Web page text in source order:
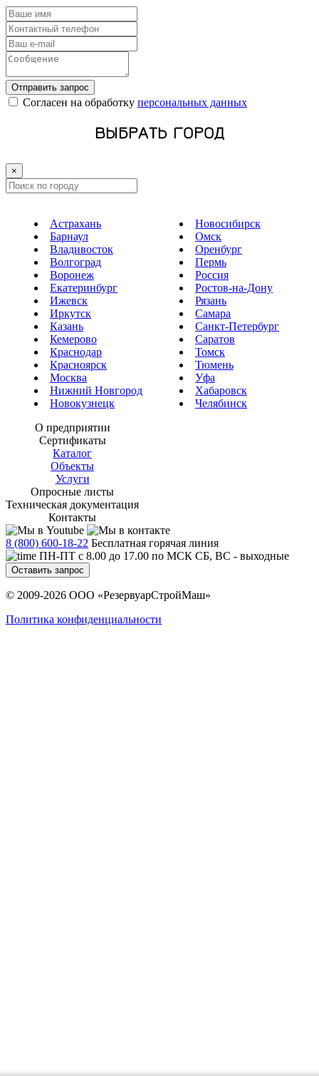
Отправить запрос
Cогласен на обработку персональных данных
ВЫБРАТЬ ГОРОД
×
Астрахань
Барнаул
Владивосток
Волгоград
Воронеж
Екатеринбург
Ижевск
Иркутск
Казань
Кемерово
Краснодар
Красноярск
Москва
Нижний Новгород
Новокузнецк
Новосибирск
Омск
Оренбург
Пермь
Россия
Ростов-на-Дону
Рязань
Самара
Санкт-Петербург
Саратов
Томск
Тюмень
Уфа
Хабаровск
Челябинск
О предприятии
Сертификаты
Каталог
Объекты
Услуги
Опросные листы
Техническая документация
Контакты
8 (800) 600-18-22 Бесплатная горячая линия
ПН-ПТ с 8.00 до 17.00 по МСК СБ, ВС - выходные
Оставить запрос
© 2009-2026 ООО «РезервуарСтройМаш»
Политика конфиденциальности